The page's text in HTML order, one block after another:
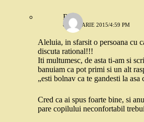
Robo
8 IANUARIE 2015/4:59 PM
Aleluia, in sfarsit o persoana cu
discuta rational!!!
Iti multumesc, de asta ti-am si
banuiam ca pot primi si un alt
„esti bolnav ca te gandesti la asa
Cred ca ai spus foarte bine, si
pare copilului neconfortabil